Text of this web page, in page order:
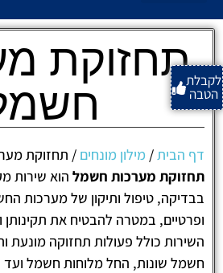
לקבלת
הטבה
תחזוקת
דף הבית/ מילון מונחים / תחזוקת
תחזוקת מערכות חשמל הוא שירות
בבדיקה, טיפול ותיקון של מערכות
ופרטיים, במטרה להבטיח את תקינותן
השירות כולל פעולות תחזוקה מונעת
חשמל שונות, החל מלוחות חשמל